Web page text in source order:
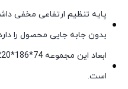
پایه تنظیم ارتفاعی مخفی
بدون جابه جایی محصول را
است.